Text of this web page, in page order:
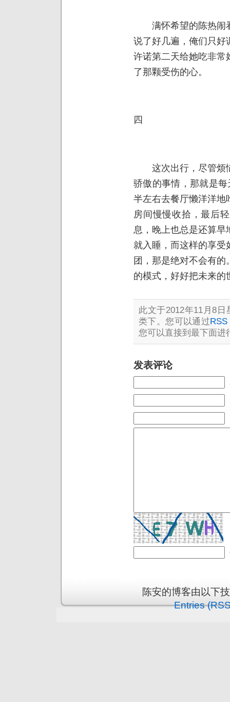
满怀希望的陈热闹
说了好几遍，俺们只好
许诺第二天给她吃非常
了那颗受伤的心。
四
这次出行，尽管烦
骄傲的事情，那就是
半左右去餐厅懒洋洋地
房间慢慢收拾，最后
息，晚上也总是还算早
就入睡，而这样的享受
团，那是绝对不会有
的模式，好好把未来的
此文于2012年11月8日
类下。您可以通过RSS
您可以直接到最下面进
发表评论
陈安的博客由以下
Entries